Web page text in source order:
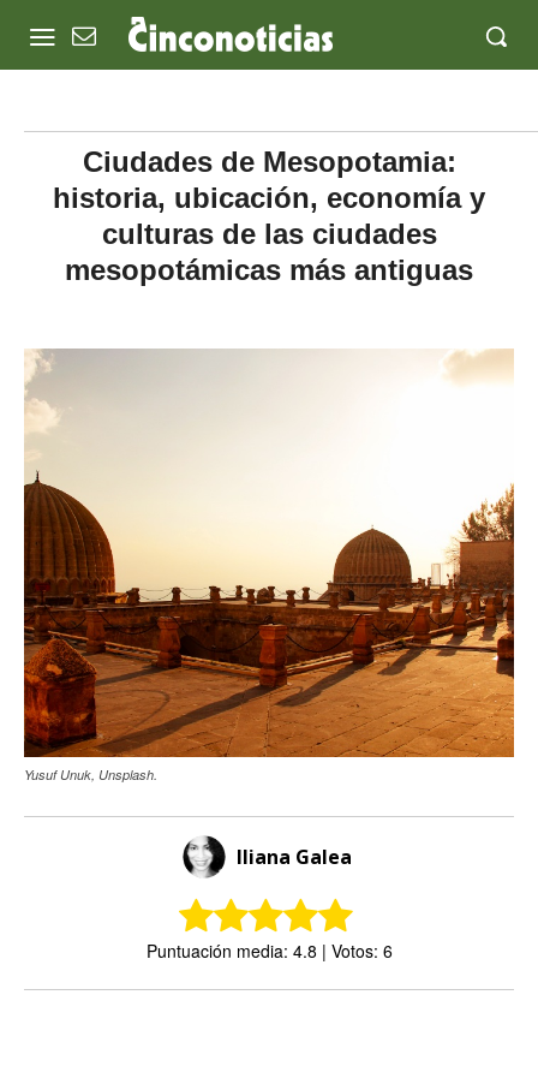
Ciudades de Mesopotamia:
historia, ubicación, economía y
culturas de las ciudades
mesopotámicas más antiguas
Yusuf Unuk, Unsplash.
Iliana Galea
Puntuación media: 4.8 | Votos: 6